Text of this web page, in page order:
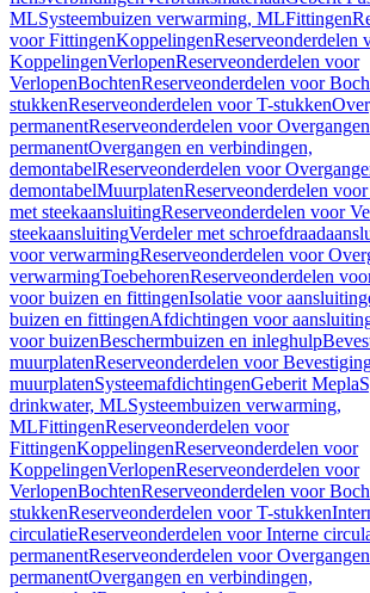
MLSysteembuizen verwarming, MLFittingen
voor FittingenKoppelingenReserveonderdelen
KoppelingenVerlopenReserveonderdelen voor
VerlopenBochtenReserveonderdelen voor
stukkenReserveonderdelen voor T-stukken
permanentReserveonderdelen voor Overgangen
permanentOvergangen en verbindingen,
demontabelReserveonderdelen voor
demontabelMuurplatenReserveonderdelen
met steekaansluitingReserveonderdelen voor
steekaansluitingVerdeler met
voor verwarmingReserveonderdelen voor
verwarmingToebehorenReserveonderdelen
voor buizen en fittingenIsolatie voor
buizen en fittingenAfdichtingen voor
voor buizenBeschermbuizen en inleghulp
muurplatenReserveonderdelen voor
muurplatenSysteemafdichtingenGeberit Mepla
drinkwater, MLSysteembuizen verwarming,
MLFittingenReserveonderdelen voor
FittingenKoppelingenReserveonderdelen voor
KoppelingenVerlopenReserveonderdelen voor
VerlopenBochtenReserveonderdelen voor
stukkenReserveonderdelen voor T-stukken
circulatieReserveonderdelen voor Interne
permanentReserveonderdelen voor Overgangen
permanentOvergangen en verbindingen,